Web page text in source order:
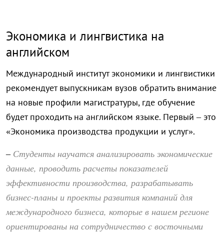
Экономика и лингвистика на
английском
Международный институт экономики и лингвистики
рекомендует выпускникам вузов обратить внимание
на новые профили магистратуры, где обучение
будет проходить на английском языке. Первый – это
«Экономика производства продукции и услуг».
– Студенты научатся анализировать экономические
данные, проводить расчеты показателей
эффективности производства, разрабатывать
бизнес-планы и проекты развития компаний для
международного бизнеса, которые в нашем регионе
ориентированы на сотрудничество с восточными